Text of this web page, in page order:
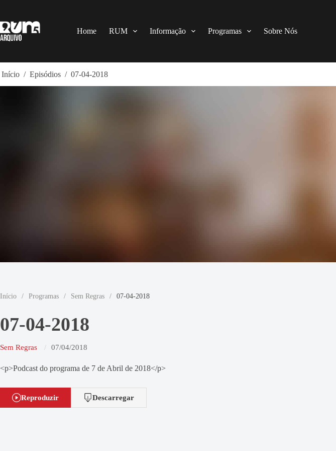
o
conteúdo
Home RUM Informação Programas Sobre Nós
Início / Episódios / 07-04-2018
Início / Programas / Sem Regras / 07-04-2018
07-04-2018
Sem Regras 07/04/2018
<p>Podcast do programa de 7 de Abril de 2018</p>
Reproduzir Descarregar